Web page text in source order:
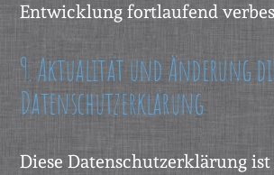
Entwicklung fortlaufend
9. Aktualität und Änderung
Datenschutzerklärung
Diese Datenschutzerklärung